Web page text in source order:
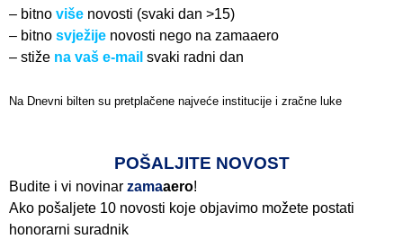
– bitno više novosti (svaki dan >15)
– bitno svježije novosti nego na zamaaero
– stiže na vaš e-mail svaki radni dan
Na Dnevni bilten su pretplačene najveće institucije i zračne luke
POŠALJITE NOVOST
Budite i vi novinar zamaaero!
Ako pošaljete 10 novosti koje objavimo možete postati
honorarni suradnik